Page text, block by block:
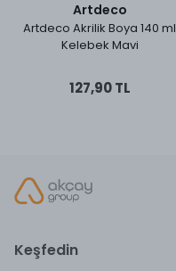
Artdeco
Artdeco Akrilik Boya 140 ml
Kelebek Mavi
127,90 TL
Keşfedin